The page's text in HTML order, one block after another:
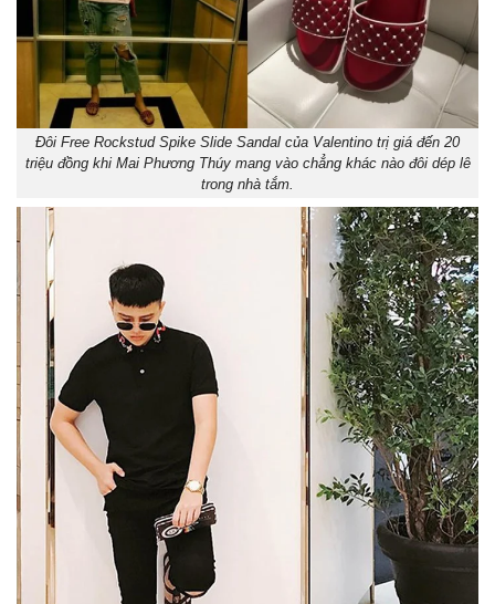
Đôi Free Rockstud Spike Slide Sandal của Valentino trị giá đến 20
triệu đồng khi Mai Phương Thúy mang vào chẳng khác nào đôi dép lê
trong nhà tắm.